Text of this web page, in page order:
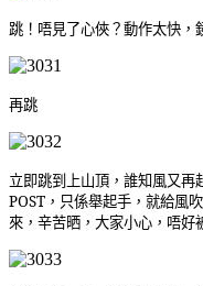
跳！唔見了心俠？動作太快，
再跳
立即跳到上山頂，誰知風又
POST，只係舉起手，就給風
來，辛苦晒，大家小心，唔好